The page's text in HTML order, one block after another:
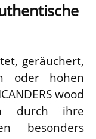
geräuchert,
oder hohen
wood
durch ihre
besonders